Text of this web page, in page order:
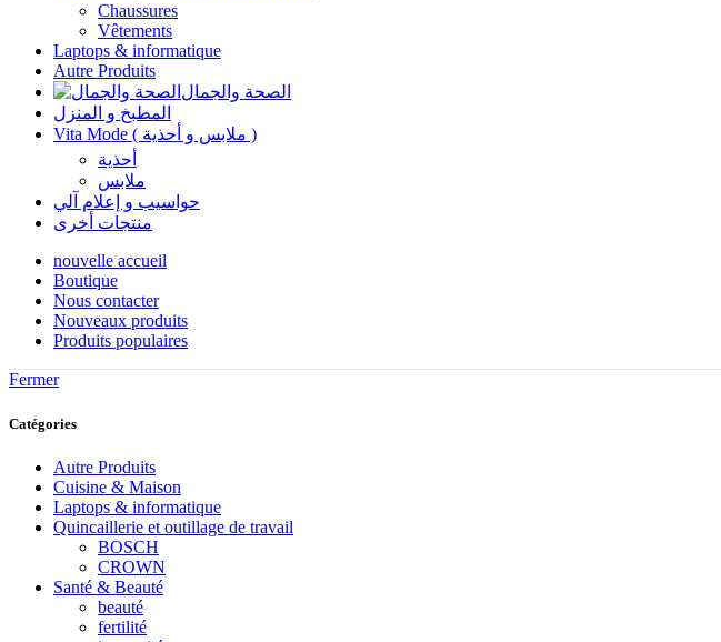
Chaussures
Vêtements
Laptops & informatique
Autre Produits
الصحة والجمال
المطبخ و المنزل
Vita Mode ( ملابس و أحذية )
أحذية
ملابس
حواسيب و إعلام آلي
منتجات أخرى
nouvelle accueil
Boutique
Nous contacter
Nouveaux produits
Produits populaires
Fermer
Catégories
Autre Produits
Cuisine & Maison
Laptops & informatique
Quincaillerie et outillage de travail
BOSCH
CROWN
Santé & Beauté
beauté
fertilité